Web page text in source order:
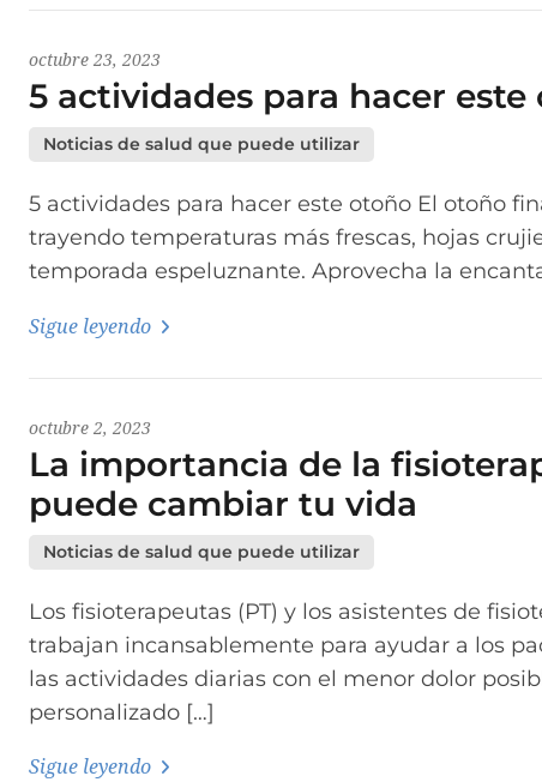
octubre 23, 2023
5 actividades para hacer este
Noticias de salud que puede utilizar
5 actividades para hacer este otoño El otoño
trayendo temperaturas más frescas, hojas
temporada espeluznante. Aprovecha la
Sigue leyendo
octubre 2, 2023
La importancia de la
puede cambiar tu vida
Noticias de salud que puede utilizar
Los fisioterapeutas (PT) y los asistentes de
trabajan incansablemente para ayudar a los
las actividades diarias con el menor dolor
personalizado […]
Sigue leyendo